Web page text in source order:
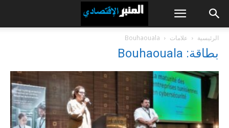
الرئيسية علامات Bouhaouala
بطاقة: Bouhaouala